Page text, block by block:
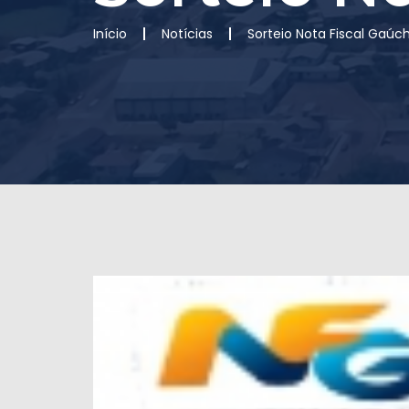
Início Notícias Sorteio Nota Fiscal